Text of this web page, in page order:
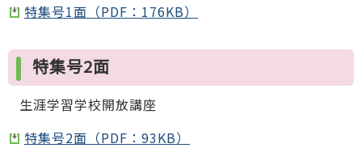
特集号1面（PDF：176KB）
特集号2面
生涯学習学校開放講座
特集号2面（PDF：93KB）